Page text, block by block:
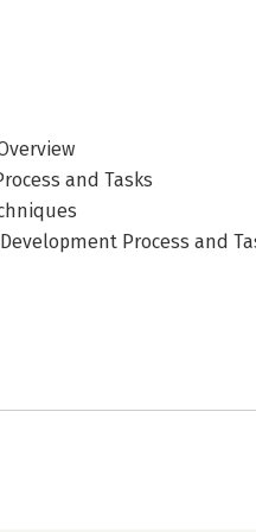
and Tasks
Process and